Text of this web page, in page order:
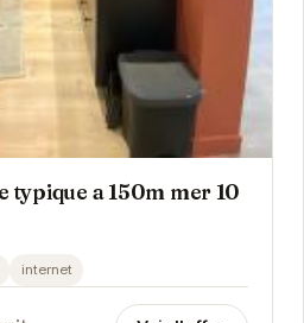
typique a 150m mer 10
internet